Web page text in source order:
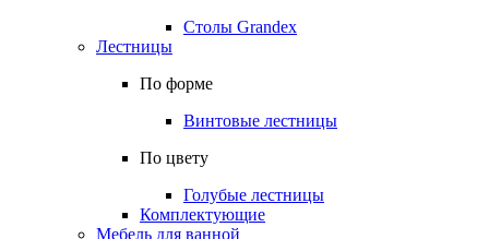
Столы Grandex
Лестницы
По форме
Винтовые лестницы
По цвету
Голубые лестницы
Комплектующие
Мебель для ванной